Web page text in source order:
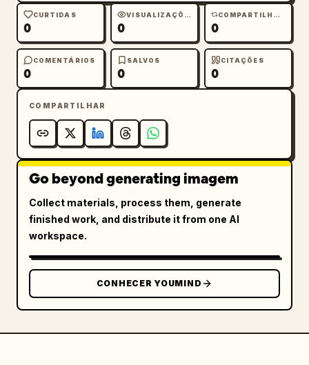
CURTIDAS
0
VISUALIZAÇÕES
0
COMPARTILHAMENTOS
0
COMENTÁRIOS
0
SALVOS
0
CITAÇÕES
0
COMPARTILHAR
Go beyond generating imagem
Collect materials, process them, generate
finished work, and distribute it from one AI
workspace.
CONHECER YOUMIND